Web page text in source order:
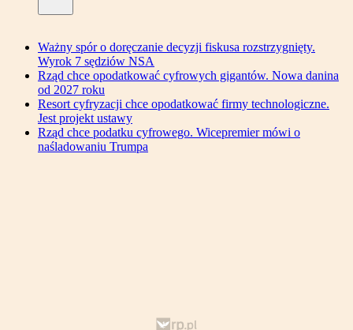
Ważny spór o doręczanie decyzji fiskusa rozstrzygnięty.
Wyrok 7 sędziów NSA
Rząd chce opodatkować cyfrowych gigantów. Nowa danina
od 2027 roku
Resort cyfryzacji chce opodatkować firmy technologiczne.
Jest projekt ustawy
Rząd chce podatku cyfrowego. Wicepremier mówi o
naśladowaniu Trumpa